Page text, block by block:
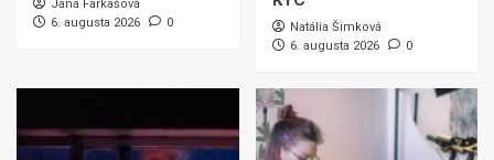
Jana Farkašová
6. augusta 2026
0
Natália Šimková
6. augusta 2026
0